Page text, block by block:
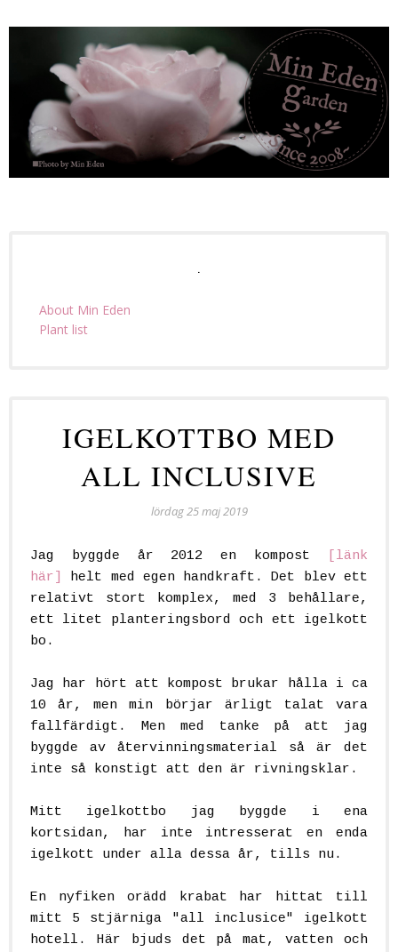
About Min Eden
Plant list
IGELKOTTBO MED
ALL INCLUSIVE
lördag 25 maj 2019
Jag byggde år 2012 en kompost
[länk
här]
helt med egen handkraft. Det blev ett
relativt stort komplex, med 3 behållare,
ett litet planteringsbord och ett igelkott
bo.
Jag har hört att kompost brukar hålla i ca
10 år, men min börjar ärligt talat vara
fallfärdigt. Men med tanke på att jag
byggde av återvinningsmaterial så är det
inte så konstigt att den är rivningsklar.
Mitt igelkottbo jag byggde i ena
kortsidan, har inte intresserat en enda
igelkott under alla dessa år, tills nu.
En nyfiken orädd krabat har hittat till
mitt 5 stjärniga "all inclusice" igelkott
hotell. Här bjuds det på mat, vatten och